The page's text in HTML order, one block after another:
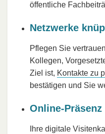
öffentliche
Netzwerke
Pflegen Sie
Kollegen,
Ziel ist, Kontakte zu
bestätigen und Sie
Online-Präsenz
Ihre digitale